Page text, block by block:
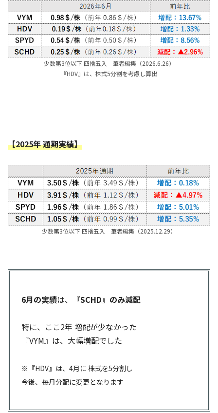
少数第3位以下 四捨五入 筆者編集（2026.6.26）
『HDV』は、株式5分割を考慮し算出
【2025年通期実績】
少数第3位以下 四捨五入 筆者編集（2025.12.29）
6月の実績は、 『SCHD』のみ減配
特に、ここ2年 増配が少なかった
『VYM』は、大幅増配でした
※『HDV』は、4月に 株式を5分割し
今後、毎月分配に変更となります